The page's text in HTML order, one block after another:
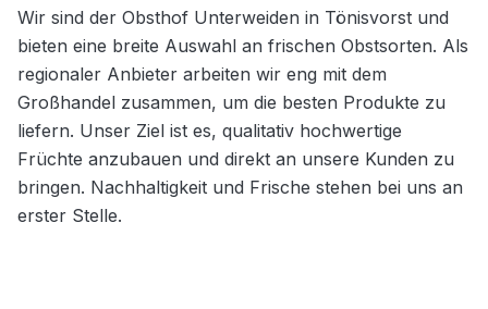
Wir sind der Obsthof Unterweiden in Tönisvorst und
bieten eine breite Auswahl an frischen Obstsorten. Als
regionaler Anbieter arbeiten wir eng mit dem
Großhandel zusammen, um die besten Produkte zu
liefern. Unser Ziel ist es, qualitativ hochwertige
Früchte anzubauen und direkt an unsere Kunden zu
bringen. Nachhaltigkeit und Frische stehen bei uns an
erster Stelle.